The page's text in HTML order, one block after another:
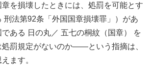
章を損壊したときには、処罰を可能とす
刑法第92条「外国国章損壊罪」）があ
ある 日の丸／ 五七の桐紋（国章） を
処罰規定がないのか——という指摘は、
ます。